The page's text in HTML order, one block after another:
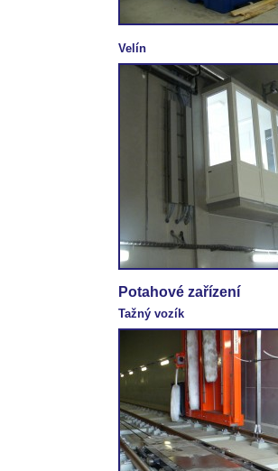
Velín
Potahové zařízení
Tažný vozík